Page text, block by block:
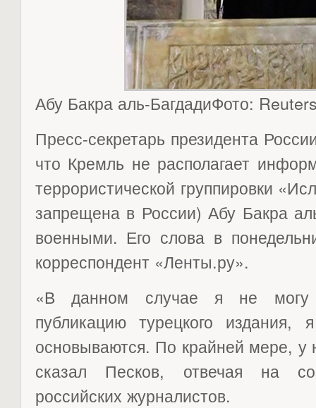
Абу Бакра аль-БагдадиФото:
Пресс-секретарь президента
что Кремль не располагает
террористической группировки
запрещена в России) Абу Бакра
военными. Его слова в
корреспондент «Ленты.ру».
«В данном случае я не могу
публикацию турецкого
основываются. По крайней мере,
сказал Песков, отвечая на
российских журналистов.